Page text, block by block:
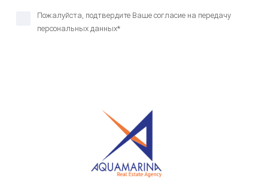
Пожалуйста, подтвердите Ваше согласие на передачу
персональных данных*